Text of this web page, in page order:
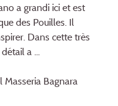
a grandi ici et est
des Pouilles. Il
Dans cette très
a ...
Bagnara